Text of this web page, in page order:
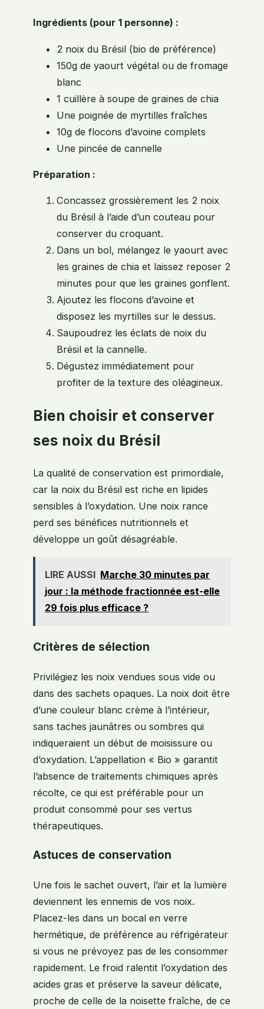
Ingrédients (pour 1 personne) :
2 noix du Brésil (bio de préférence)
150g de yaourt végétal ou de fromage
blanc
1 cuillère à soupe de graines de chia
Une poignée de myrtilles fraîches
10g de flocons d’avoine complets
Une pincée de cannelle
Préparation :
Concassez grossièrement les 2 noix
du Brésil à l’aide d’un couteau pour
conserver du croquant.
Dans un bol, mélangez le yaourt avec
les graines de chia et laissez reposer 2
minutes pour que les graines gonflent.
Ajoutez les flocons d’avoine et
disposez les myrtilles sur le dessus.
Saupoudrez les éclats de noix du
Brésil et la cannelle.
Dégustez immédiatement pour
profiter de la texture des oléagineux.
Bien choisir et conserver
ses noix du Brésil
La qualité de conservation est primordiale,
car la noix du Brésil est riche en lipides
sensibles à l’oxydation. Une noix rance
perd ses bénéfices nutritionnels et
développe un goût désagréable.
LIRE AUSSI Marche 30 minutes par
jour : la méthode fractionnée est-elle
29 fois plus efficace ?
Critères de sélection
Privilégiez les noix vendues sous vide ou
dans des sachets opaques. La noix doit être
d’une couleur blanc crème à l’intérieur,
sans taches jaunâtres ou sombres qui
indiqueraient un début de moisissure ou
d’oxydation. L’appellation « Bio » garantit
l’absence de traitements chimiques après
récolte, ce qui est préférable pour un
produit consommé pour ses vertus
thérapeutiques.
Astuces de conservation
Une fois le sachet ouvert, l’air et la lumière
deviennent les ennemis de vos noix.
Placez-les dans un bocal en verre
hermétique, de préférence au réfrigérateur
si vous ne prévoyez pas de les consommer
rapidement. Le froid ralentit l’oxydation des
acides gras et préserve la saveur délicate,
proche de celle de la noisette fraîche, de ce